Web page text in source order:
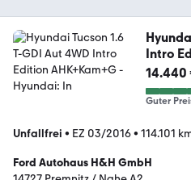
Intro
14.440
Guter
Unfallfrei • EZ 03/2016• 114.101
Ford Autohaus H&H GmbH